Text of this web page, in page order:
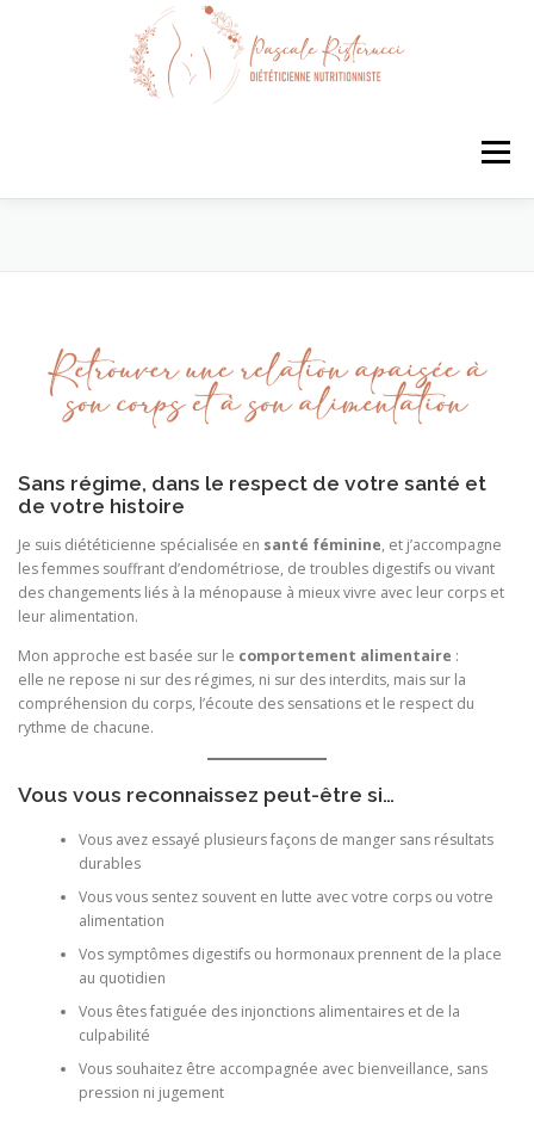
Menu
Sans régime, dans le respect de votre santé et
de votre histoire
Je suis diététicienne spécialisée en santé féminine, et j’accompagne
les femmes souffrant d’endométriose, de troubles digestifs ou vivant
des changements liés à la ménopause à mieux vivre avec leur corps et
leur alimentation.
Mon approche est basée sur le comportement alimentaire :
elle ne repose ni sur des régimes, ni sur des interdits, mais sur la
compréhension du corps, l’écoute des sensations et le respect du
rythme de chacune.
Vous vous reconnaissez peut-être si…
Vous avez essayé plusieurs façons de manger sans résultats
durables
Vous vous sentez souvent en lutte avec votre corps ou votre
alimentation
Vos symptômes digestifs ou hormonaux prennent de la place
au quotidien
Vous êtes fatiguée des injonctions alimentaires et de la
culpabilité
Vous souhaitez être accompagnée avec bienveillance, sans
pression ni jugement